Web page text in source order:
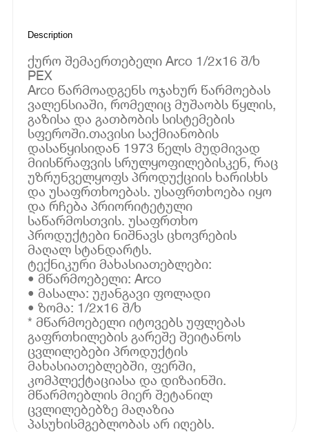
Description
ქურო შემაერთებელი Arco 1/2x16 შ/ხ
PEX
Arco წარმოადგენს ოჯახურ წარმოებას
ვალენსიაში, რომელიც მუშაობს წყლის,
გაზისა და გათბობის სისტემების
სფეროში.თავისი საქმიანობის
დასაწყისიდან 1973 წელს მუდმივად
მიისწრაფვის სრულყოფილებისკენ, რაც
უზრუნველყოფს პროდუქციის ხარისხს
და უსაფრთხოებას. უსაფრთხოება იყო
და რჩება პრიორიტეტული
საწარმოსთვის. უსაფრთხო
პროდუქტები ნიშნავს ცხოვრების
მაღალ სტანდარტს.
ტექნიკური მახასიათებლები:
• მწარმოებელი: Arco
• მასალა: უჟანგავი ფოლადი
• ზომა: 1/2x16 შ/ხ
* მწარმოებელი იტოვებს უფლებას
გაფრთხილების გარეშე შეიტანოს
ცვლილებები პროდუქტის
მახასიათებლებში, ფერში,
კომპლექტაციასა და დიზაინში.
მწარმოებლის მიერ შეტანილ
ცვლილებებზე მაღაზია
პასუხისმგებლობას არ იღებს.